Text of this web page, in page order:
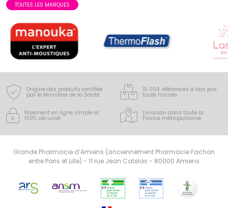
TOUTES LES MARQUES
Origine des produits certifiée
par le Ministère de la Santé
15 000 références à bas prix
toute l’année
Paiement en ligne simple et
100% sécurisé
Livraison dans toute la
France métropolitaine
Grande Pharmacie d’Amiens (anciennement Pharmacie Fachon
entre Paris et Lille) - 11 rue Jean Catelas - 80000 Amiens